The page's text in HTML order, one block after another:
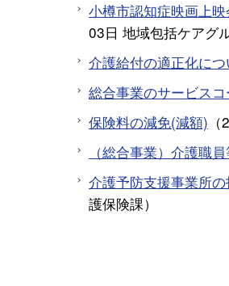
小樽市認知症映画上
03日 地域包括ケアグ
介護給付の適正化につ
総合事業のサービス
保険料の減免(減額) （
（総合事業）介護職
介護予防支援事業所
護保険課）